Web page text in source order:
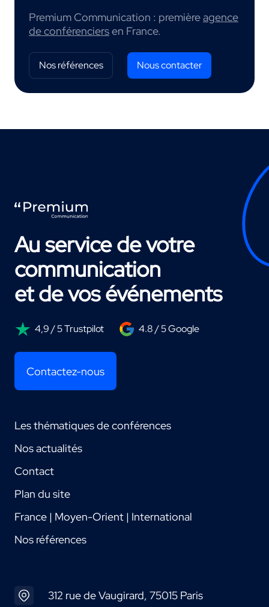
Premium Communication : premièreagence
de conférenciersen France.
Nos références Nous contacter
Au service de votre
communication
et de vos événements
4,9 / 5 Trustpilot 4.8 / 5 Google
Contactez-nous
Les thématiques de conférences
Nos actualités
Contact
Plan du site
France | Moyen-Orient | International
Nos références
312 rue de Vaugirard, 75015 Paris